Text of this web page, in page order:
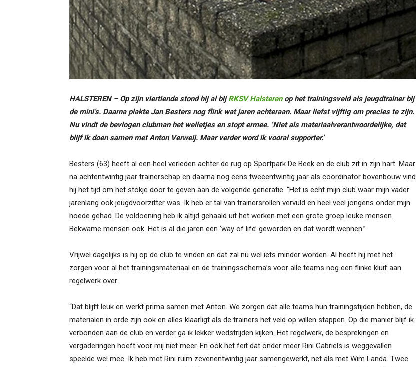
HALSTEREN – Op zijn viertiende stond hij al bijRKSV Halsterenop het trainingsveld als jeugdtrainer bij
de mini’s. Daarna plakte Jan Besters nog flink wat jaren achteraan. Maar liefst vijftig om precies te zijn.
Nu vindt de bevlogen clubman het welletjes en stopt ermee. ‘Niet als materiaalverantwoordelijke, dat
blijf ik doen samen met Anton Verweij. Maar verder word ik vooral supporter.’
Besters (63) heeft al een heel verleden achter de rug op Sportpark De Beek en de club zit in zijn hart. Maar
na achtentwintig jaar trainerschap en daarna nog eens tweeëntwintig jaar als coördinator bovenbouw vind
hij het tijd om het stokje door te geven aan de volgende generatie. “Het is echt mijn club waar mijn vader
jarenlang ook jeugdvoorzitter was. Ik heb er tal van trainersrollen vervuld en heel veel jongens onder mijn
hoede gehad. De voldoening heb ik altijd gehaald uit het werken met een grote groep leuke mensen.
Bekwame mensen ook. Het is al die jaren een ‘way of life’ geworden en dat wordt wennen.”
Vrijwel dagelijks is hij op de club te vinden en dat zal nu wel iets minder worden. Al heeft hij met het
zorgen voor al het trainingsmateriaal en de trainingsschema’s voor alle teams nog een flinke kluif aan
regelwerk over.
“Dat blijft leuk en werkt prima samen met Anton. We zorgen dat alle teams hun trainingstijden hebben, de
materialen in orde zijn ook en alles klaarligt als de trainers het veld op willen stappen. Op die manier blijf ik
verbonden aan de club en verder ga ik lekker wedstrijden kijken. Het regelwerk, de besprekingen en
vergaderingen hoeft voor mij niet meer. En ook het feit dat onder meer Rini Gabriëls is weggevallen
speelde wel mee. Ik heb met Rini ruim zevenentwintig jaar samengewerkt, net als met Wim Landa. Twee